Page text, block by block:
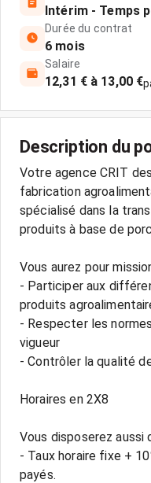
Intérim - Temps
Durée du contrat
6 mois
Salaire
12,31 € à 13,00 €
Description du
Votre agence CRIT
fabrication
spécialisé dans la
produits à base de
Vous aurez pour
- Participer aux
produits
- Respecter les
vigueur
- Contrôler la qualité
Horaires en 2X8
Vous disposerez aussi
- Taux horaire fixe +
payés.